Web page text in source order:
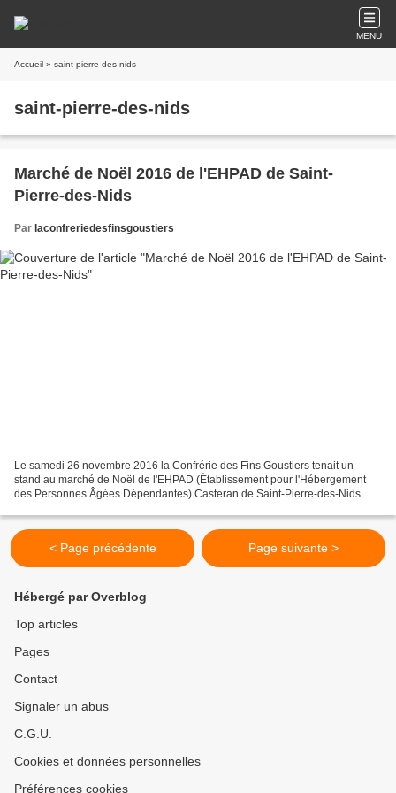
MENU
Accueil » saint-pierre-des-nids
saint-pierre-des-nids
Marché de Noël 2016 de l'EHPAD de Saint-
Pierre-des-Nids
Par laconfreriedesfinsgoustiers
Le samedi 26 novembre 2016 la Confrérie des Fins Goustiers tenait un
stand au marché de Noël de l'EHPAD (Établissement pour l'Hébergement
des Personnes Âgées Dépendantes) Casteran de Saint-Pierre-des-Nids. Ce
< Page précédente Page suivante >
Hébergé par Overblog
Top articles
Pages
Contact
Signaler un abus
C.G.U.
Cookies et données personnelles
Préférences cookies